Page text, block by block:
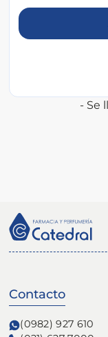
- Se
Contacto
(0982) 927 610